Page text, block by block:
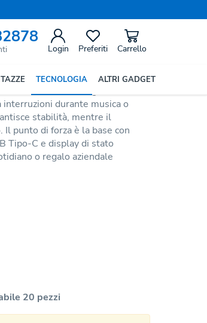
Login Preferiti Carrello
TECNOLOGIA ALTRI GADGET
confortevole grazie alla
durante musica o
stabilità, mentre il
punto di forza è la base con
Tipo-C e display di stato
o regalo aziendale
20 pezzi